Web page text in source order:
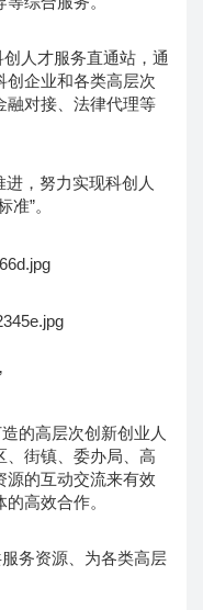
人才服务直通站，通
创企业和各类高层次
融对接、法律代理等
进，努力实现科创人
”。
的高层次创新创业人
、街镇、委办局、高
源的互动交流来有效
高效合作。
务资源、为各类高层